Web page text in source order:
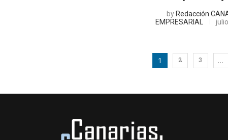
by Redacción
EMPRESARIAL
1 2 3 …